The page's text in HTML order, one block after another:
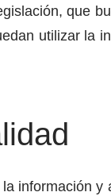
que
utilizar la
información